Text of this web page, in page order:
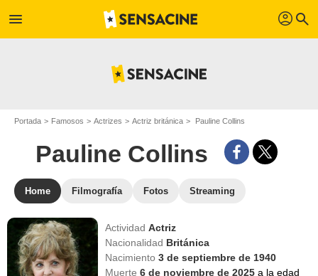
menu profil search
Portada Famosos Actrizes Actriz británica Pauline Collins
Pauline Collins
Home Filmografía Fotos Streaming
ActividadActriz
Nacionalidad Británica
Nacimiento3 de septiembre de 1940
Muerte6 de noviembre de 2025a la edad